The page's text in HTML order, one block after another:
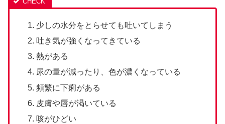
少しの水分をとらせても吐いてしまう
吐き気が強くなってきている
熱がある
尿の量が減ったり、色が濃くなっている
頻繁に下痢がある
皮膚や唇が渇いている
咳がひどい